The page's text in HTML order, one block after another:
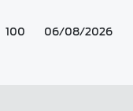
100 06/08/2026